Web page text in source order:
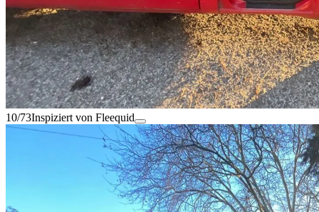
10/73Inspiziert von Fleequid